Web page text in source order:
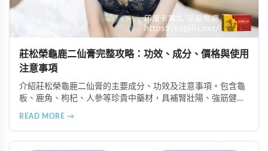
莊松榮龜鹿二仙膏完整攻略：功效、成分、價格與使用
注意事項
介紹莊松榮龜鹿二仙膏的主要成分、功效及注意事項。包含龜
板、鹿角、枸杞、人參等珍貴中藥材，具補腎壯陽、強筋健
READ MORE →